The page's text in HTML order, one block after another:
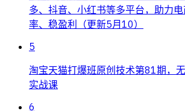
多、抖音、小红书等多平台，助力
率、稳盈利（更新5月10）
5
淘宝天猫打爆班原创技术第81期，
实战课
6